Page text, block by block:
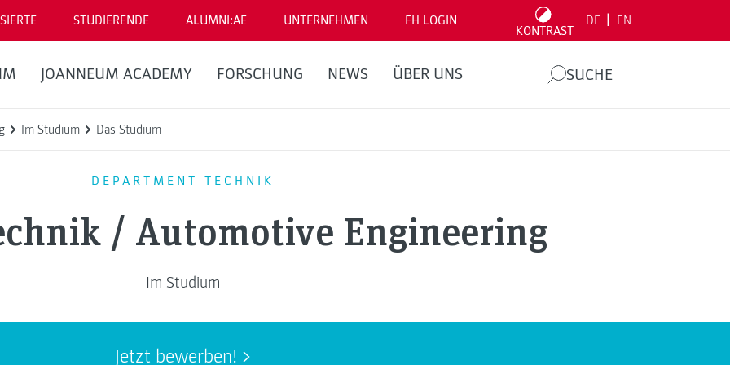
STUDIERENDE ALUMNI:AE UNTERNEHMEN FH LOGIN
KONTRAST
DE EN
JOANNEUM ACADEMY FORSCHUNG NEWS ÜBER UNS SUCHE
Im Studium Das Studium
DEPARTMENT TECHNIK
/ Automotive Engineering
Im Studium
Jetzt bewerben!